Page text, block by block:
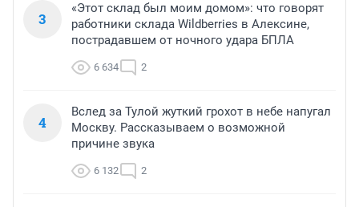
3
«Этот склад был моим домом»: что говорят
работники склада Wildberries в Алексине,
пострадавшем от ночного удара БПЛА
6 634 2
4
Вслед за Тулой жуткий грохот в небе напугал
Москву. Рассказываем о возможной
причине звука
6 132 2